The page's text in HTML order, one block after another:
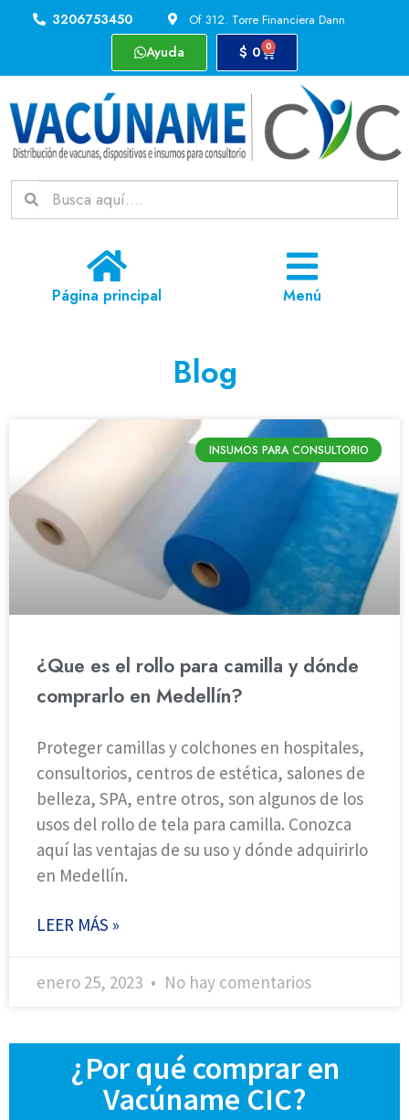
3206753450 Of 312. Torre Financiera Dann
Ayuda $ 0 0
Página principal Menú
Blog
INSUMOS PARA CONSULTORIO
¿Que es el rollo para camilla y dónde
comprarlo en Medellín?
Proteger camillas y colchones en hospitales,
consultorios, centros de estética, salones de
belleza, SPA, entre otros, son algunos de los
usos del rollo de tela para camilla. Conozca
aquí las ventajas de su uso y dónde adquirirlo
en Medellín.
LEER MÁS »
enero 25, 2023 No hay comentarios
¿Por qué comprar en
Vacúname CIC?